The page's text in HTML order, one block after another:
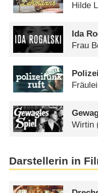
Hilde
Ida
Frau
Wirtin
Darstellerin in